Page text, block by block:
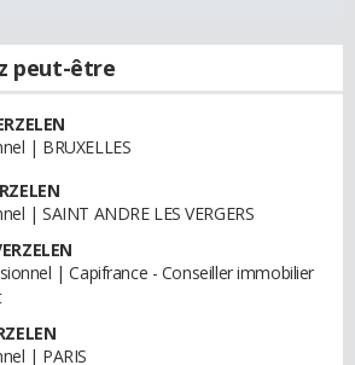
peut-être
| BRUXELLES
| SAINT ANDRE LES VERGERS
| Capifrance - Conseiller immobilier
| PARIS